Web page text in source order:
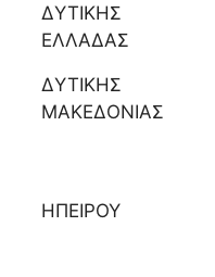
ΔΥΤΙΚΗΣ
ΕΛΛΑΔΑΣ
ΔΥΤΙΚΗΣ
ΜΑΚΕΔΟΝΙΑΣ
ΗΠΕΙΡΟΥ